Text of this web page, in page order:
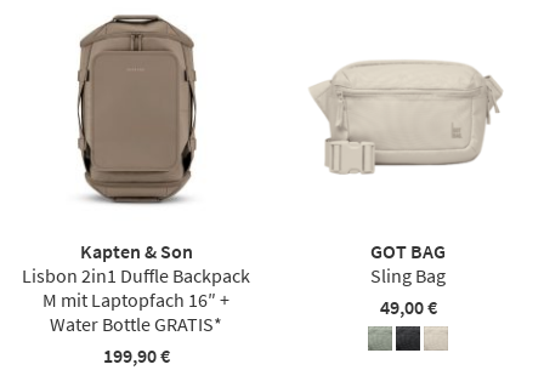
Kapten & Son
Lisbon 2in1 Duffle Backpack
M mit Laptopfach 16″ +
Water Bottle GRATIS*
199,90 €
GOT BAG
Sling Bag
49,00 €